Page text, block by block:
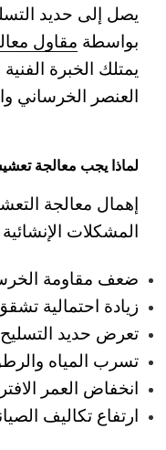
يصل إلى حديد
بواسطة مقاول
يمتلك الخبرة
العنصر الخرساني
لماذا يجب معالجة
إهمال معالجة
المشكلات
ضعف مقاومة
زيادة احتمالية
تعرض حديد التسليح
تسرب المياه
انخفاض العمر
ارتفاع تكاليف